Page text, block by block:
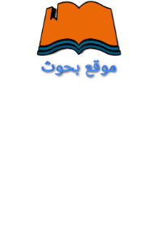
content